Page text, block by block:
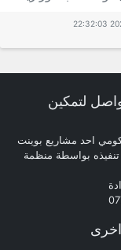
لتمكين
احد مشاريع بوينت
تنفيذه بواسطة منظمة